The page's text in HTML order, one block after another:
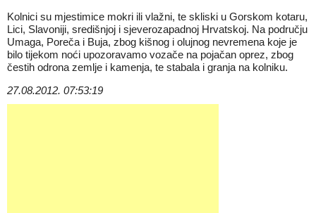
Kolnici su mjestimice mokri ili vlažni, te skliski u Gorskom kotaru,
Lici, Slavoniji, središnjoj i sjeverozapadnoj Hrvatskoj. Na području
Umaga, Poreča i Buja, zbog kišnog i olujnog nevremena koje je
bilo tijekom noći upozoravamo vozače na pojačan oprez, zbog
čestih odrona zemlje i kamenja, te stabala i granja na kolniku.
27.08.2012. 07:53:19